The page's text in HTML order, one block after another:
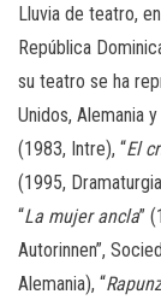
Lluvia de teatro,
República
su teatro se ha
Unidos, Alemania
(1983, Intre), “El
(1995,
“La mujer ancla”
Autorinnen”,
Alemania), “